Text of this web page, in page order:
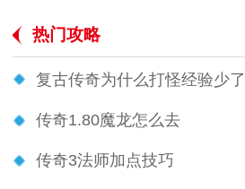
热门攻略
复古传奇为什么打怪经验少了
传奇1.80魔龙怎么去
传奇3法师加点技巧